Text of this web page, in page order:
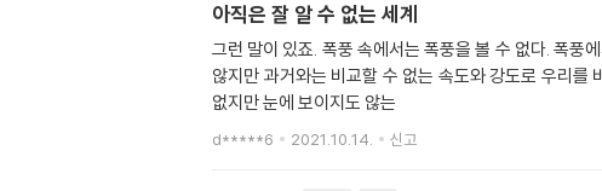
아직은 잘 알 수 없는 세계
그런 말이 있죠. 폭풍 속에서는 폭풍을 볼 수 없다. 폭풍
않지만 과거와는 비교할 수 없는 속도와 강도로 우리를
없지만 눈에 보이지도 않는
d*****6 2021.10.14. 신고